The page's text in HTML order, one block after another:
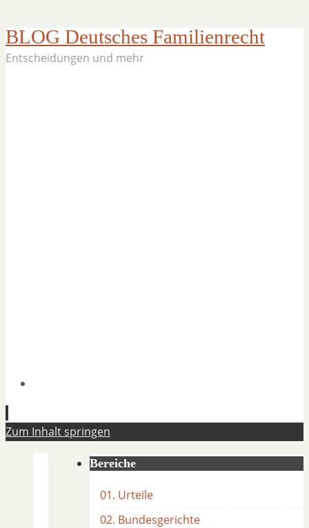
BLOG Deutsches Familienrecht
Entscheidungen und mehr
Zum Inhalt springen
Bereiche
01. Urteile
02. Bundesgerichte